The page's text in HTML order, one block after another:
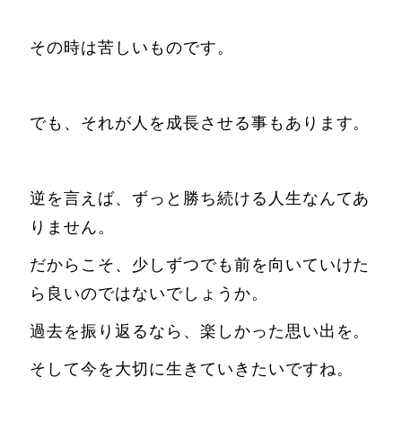
その時は苦しいものです。
でも、それが人を成長させる事もあります。
逆を言えば、ずっと勝ち続ける人生なんてあ
りません。
だからこそ、少しずつでも前を向いていけた
ら良いのではないでしょうか。
過去を振り返るなら、楽しかった思い出を。
そして今を大切に生きていきたいですね。